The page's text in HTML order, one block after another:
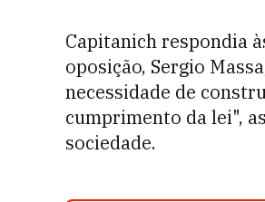
Capitanich respondia
oposição, Sergio
necessidade de
cumprimento da lei",
sociedade.